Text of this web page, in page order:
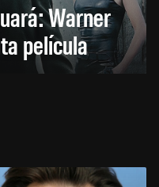
Warner
película